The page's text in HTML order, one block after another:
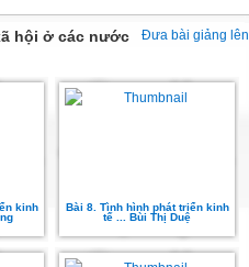
Đưa bài giảng lên
hội ở các nước
kinh
Bài 8. Tình hình phát triển kinh
tế ... Bùi Thị Duệ